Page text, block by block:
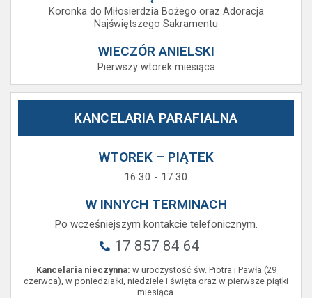
Koronka do Miłosierdzia Bożego oraz Adoracja
Najświętszego Sakramentu
WIECZÓR ANIELSKI
Pierwszy wtorek miesiąca
KANCELARIA PARAFIALNA
WTOREK – PIĄTEK
16.30 - 17.30
W INNYCH TERMINACH
Po wcześniejszym kontakcie telefonicznym.
17 857 84 64
Kancelaria nieczynna: w uroczystość św. Piotra i Pawła (29
czerwca), w poniedziałki, niedziele i święta oraz w pierwsze piątki
miesiąca.